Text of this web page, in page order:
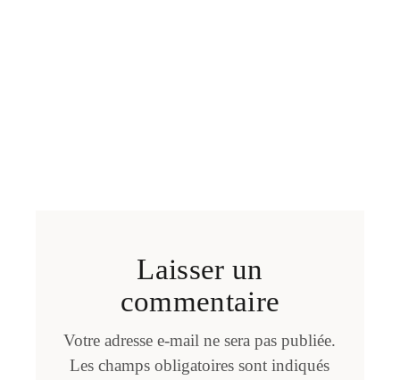
Laisser un
commentaire
Votre adresse e-mail ne sera pas publiée.
Les champs obligatoires sont indiqués